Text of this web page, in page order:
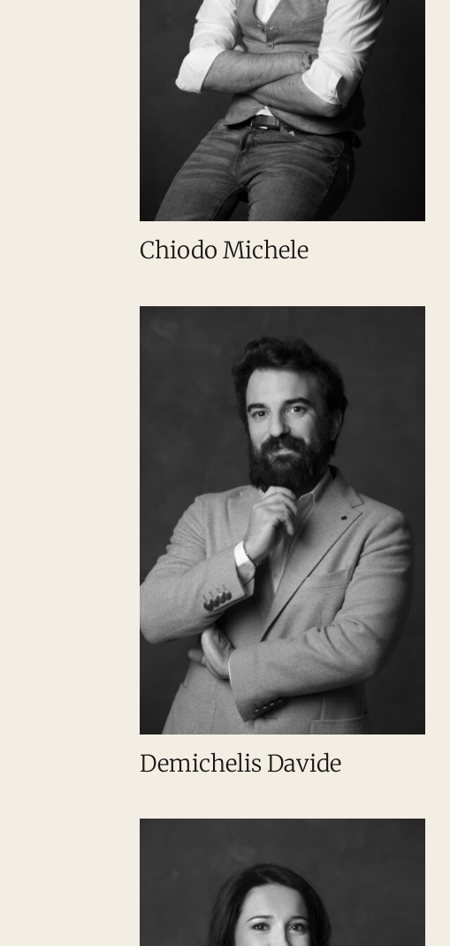
Chiodo Michele
Demichelis Davide